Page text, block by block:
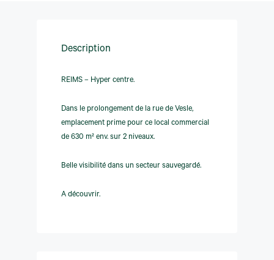
Description
REIMS – Hyper centre.
Dans le prolongement de la rue de Vesle,
emplacement prime pour ce local commercial
de 630 m² env. sur 2 niveaux.
Belle visibilité dans un secteur sauvegardé.
A découvrir.